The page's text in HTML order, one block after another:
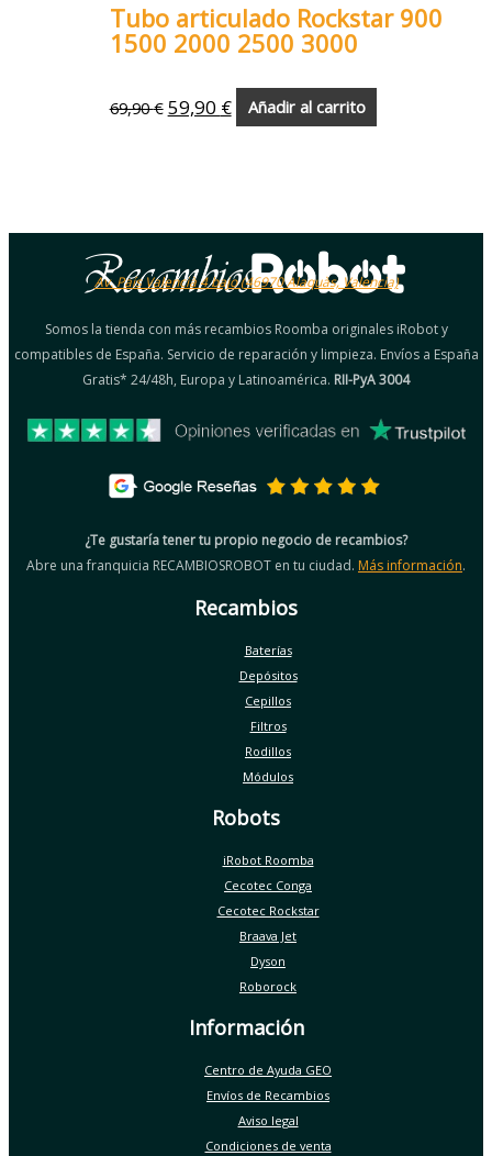
Tubo articulado Rockstar 900
1500 2000 2500 3000
69,90€ 59,90 € Añadir al carrito
Av. País Valencià 4 bajo (46970 Alaquàs, Valencia)
Somos la tienda con más recambios Roomba originales iRobot y
compatibles de España. Servicio de reparación y limpieza. Envíos a España
Gratis* 24/48h, Europa y Latinoamérica. RII-PyA 3004
¿Te gustaría tener tu propio negocio de recambios?
Abre una franquicia RECAMBIOSROBOT en tu ciudad. Más información.
Recambios
Baterías
Depósitos
Cepillos
Filtros
Rodillos
Módulos
Robots
iRobot Roomba
Cecotec Conga
Cecotec Rockstar
Braava Jet
Dyson
Roborock
Información
Centro de Ayuda GEO
Envíos de Recambios
Aviso legal
Condiciones de venta